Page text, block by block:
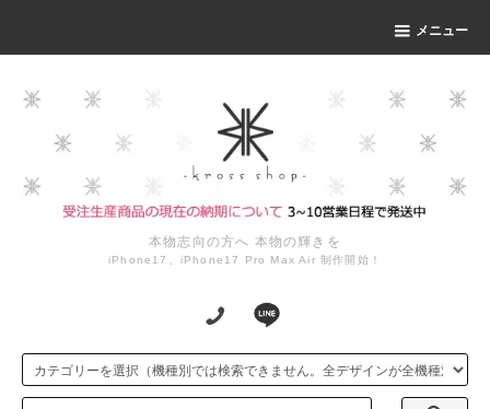
メニュー
本物志向の方へ 本物の輝きを
iPhone17、iPhone17 Pro Max Air 制作開始！